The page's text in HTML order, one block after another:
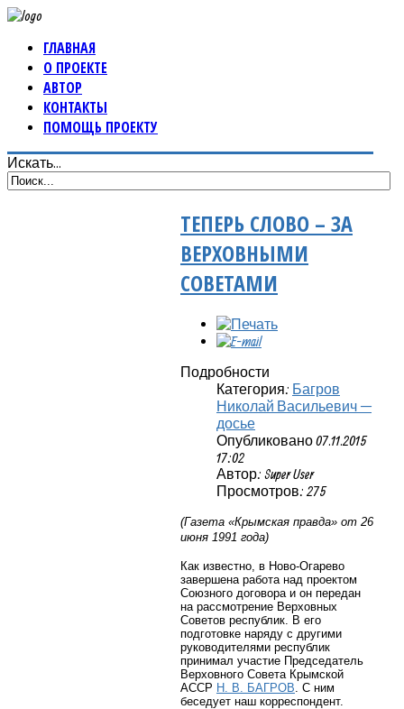
ГЛАВНАЯ
О ПРОЕКТЕ
АВТОР
КОНТАКТЫ
ПОМОЩЬ ПРОЕКТУ
Искать...
ТЕПЕРЬ СЛОВО – ЗА
ВЕРХОВНЫМИ
СОВЕТАМИ
Подробности
Категория: Багров
Николай Васильевич —
досье
Опубликовано 07.11.2015
17:02
Автор: Super User
Просмотров: 275
(Газета «Крымская правда» от 26
июня 1991 года)
Как известно, в Ново-Огарево
завершена работа над проектом
Союзного договора и он передан
на рассмотрение Верховных
Советов республик. В его
подготовке наряду с другими
руководителями республик
принимал участие Председатель
Верховного Совета Крымской
АССР Н. В. БАГРОВ . С ним
беседует наш корреспондент.